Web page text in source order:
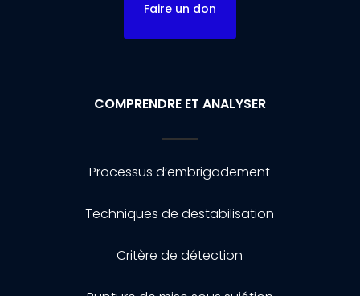
Faire un don
COMPRENDRE ET ANALYSER
Processus d’embrigadement
Techniques de destabilisation
Critère de détection